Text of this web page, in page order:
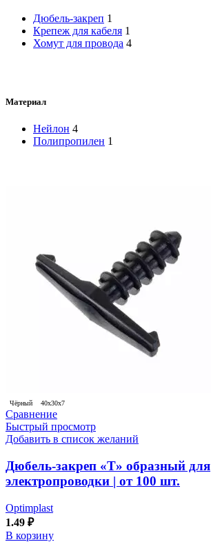
Дюбель-закреп 1
Крепеж для кабеля 1
Хомут для провода 4
Материал
Нейлон 4
Полипропилен 1
Чёрный 40х30х7
Сравнение
Быстрый просмотр
Добавить в список желаний
Дюбель-закреп «Т» образный для
электропроводки | от 100 шт.
Optimplast
1.49 ₽
В корзину